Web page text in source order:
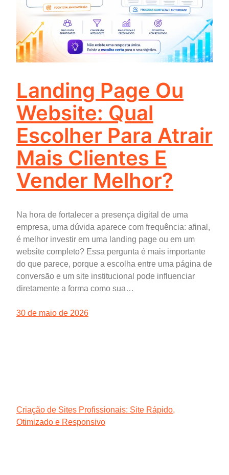
Landing Page Ou
Website: Qual
Escolher Para Atrair
Mais Clientes E
Vender Melhor?
Na hora de fortalecer a presença digital de uma
empresa, uma dúvida aparece com frequência: afinal,
é melhor investir em uma landing page ou em um
website completo? Essa pergunta é mais importante
do que parece, porque a escolha entre uma página de
conversão e um site institucional pode influenciar
diretamente a forma como sua…
30 de maio de 2026
Criação de Sites Profissionais: Site Rápido,
Otimizado e Responsivo